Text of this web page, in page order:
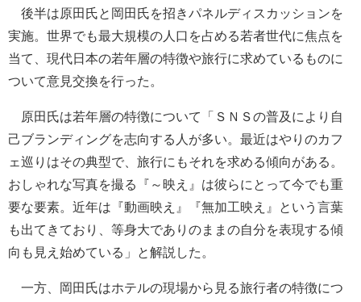
後半は原田氏と岡田氏を招きパネルディスカッションを
実施。世界でも最大規模の人口を占める若者世代に焦点を
当て、現代日本の若年層の特徴や旅行に求めているものに
ついて意見交換を行った。
原田氏は若年層の特徴について「ＳＮＳの普及により自
己ブランディングを志向する人が多い。最近はやりのカフ
ェ巡りはその典型で、旅行にもそれを求める傾向がある。
おしゃれな写真を撮る『～映え』は彼らにとって今でも重
要な要素。近年は『動画映え』『無加工映え』という言葉
も出てきており、等身大でありのままの自分を表現する傾
向も見え始めている」と解説した。
一方、岡田氏はホテルの現場から見る旅行者の特徴につ